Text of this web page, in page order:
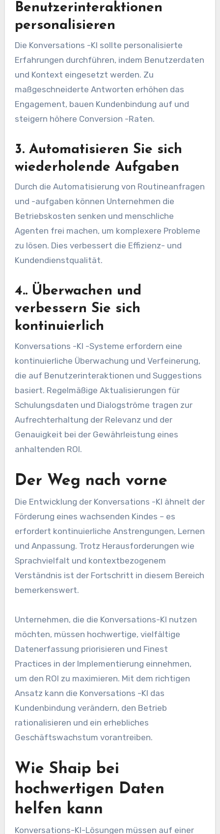
Benutzerinteraktionen
personalisieren
Die Konversations -KI sollte personalisierte
Erfahrungen durchführen, indem Benutzerdaten
und Kontext eingesetzt werden. Zu
maßgeschneiderte Antworten erhöhen das
Engagement, bauen Kundenbindung auf und
steigern höhere Conversion -Raten.
3. Automatisieren Sie sich
wiederholende Aufgaben
Durch die Automatisierung von Routineanfragen
und -aufgaben können Unternehmen die
Betriebskosten senken und menschliche
Agenten frei machen, um komplexere Probleme
zu lösen. Dies verbessert die Effizienz- und
Kundendienstqualität.
4.. Überwachen und
verbessern Sie sich
kontinuierlich
Konversations -KI -Systeme erfordern eine
kontinuierliche Überwachung und Verfeinerung,
die auf Benutzerinteraktionen und Suggestions
basiert. Regelmäßige Aktualisierungen für
Schulungsdaten und Dialogströme tragen zur
Aufrechterhaltung der Relevanz und der
Genauigkeit bei der Gewährleistung eines
anhaltenden ROI.
Der Weg nach vorne
Die Entwicklung der Konversations -KI ähnelt der
Förderung eines wachsenden Kindes – es
erfordert kontinuierliche Anstrengungen, Lernen
und Anpassung. Trotz Herausforderungen wie
Sprachvielfalt und kontextbezogenem
Verständnis ist der Fortschritt in diesem Bereich
bemerkenswert.
Unternehmen, die die Konversations-KI nutzen
möchten, müssen hochwertige, vielfältige
Datenerfassung priorisieren und Finest
Practices in der Implementierung einnehmen,
um den ROI zu maximieren. Mit dem richtigen
Ansatz kann die Konversations -KI das
Kundenbindung verändern, den Betrieb
rationalisieren und ein erhebliches
Geschäftswachstum vorantreiben.
Wie Shaip bei
hochwertigen Daten
helfen kann
Konversations-KI-Lösungen müssen auf einer